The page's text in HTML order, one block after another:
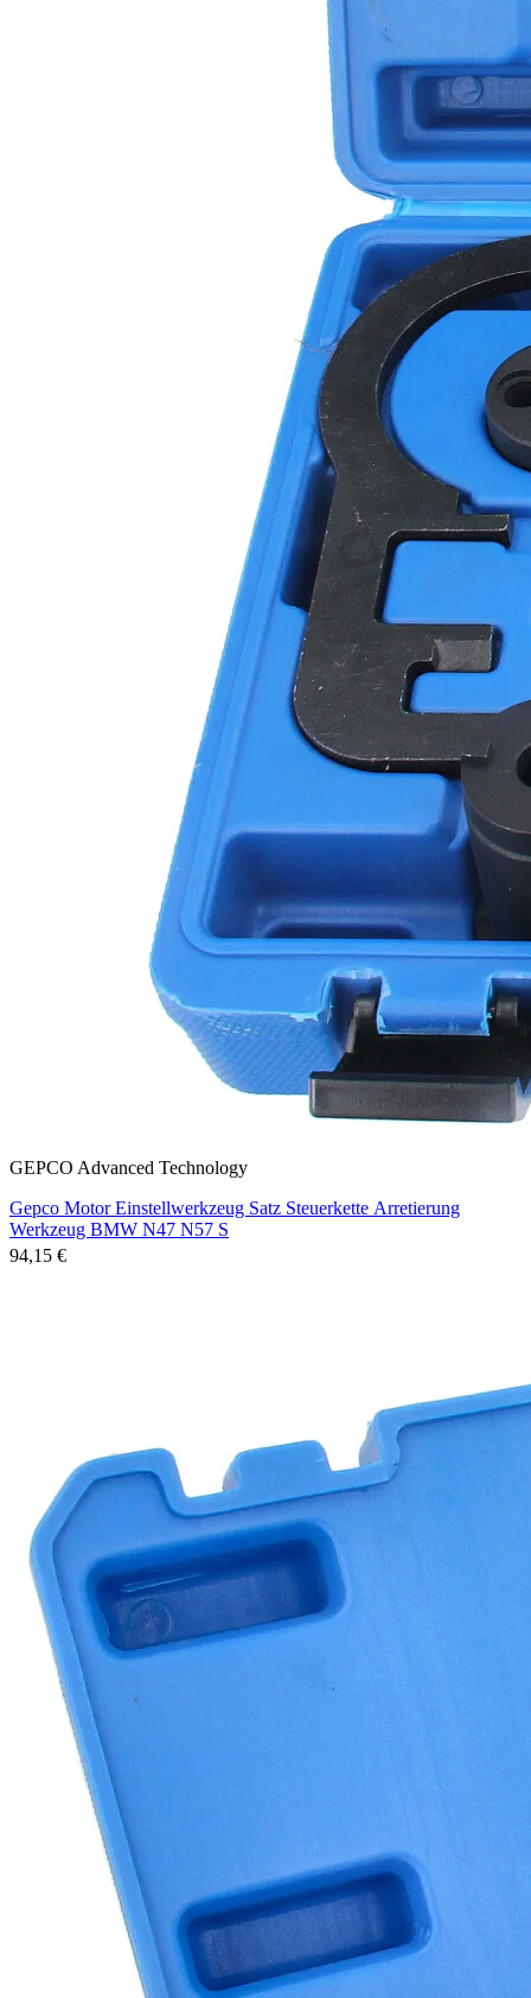
GEPCO Advanced Technology
Gepco Motor Einstellwerkzeug Satz Steuerkette Arretierung
Werkzeug BMW N47 N57 S
94,15 €